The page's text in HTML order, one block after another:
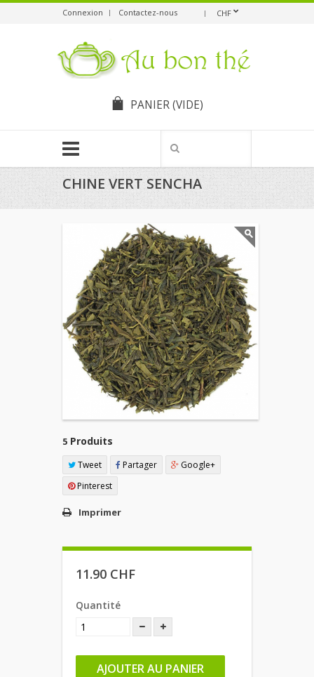
Connexion CHF
Contactez-nous
PANIER(VIDE)
CHINE VERT SENCHA
5 Produits
Tweet Partager
Google+
Pinterest
Imprimer
11.90 CHF
Quantité
AJOUTER AU PANIER